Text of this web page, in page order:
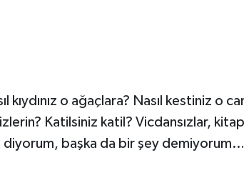
kıydınız o ağaçlara? Nasıl kestiniz o
Katilsiniz katil? Vicdansızlar,
diyorum, başka da bir şey demiyorum…